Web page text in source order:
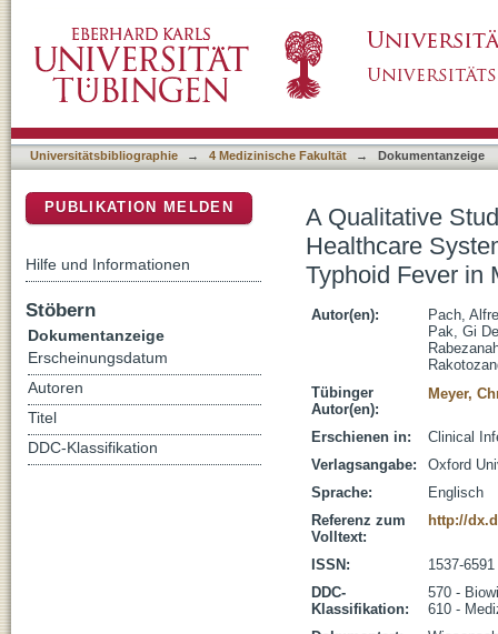
in Relation to the Surveillance of Typhoid
Universitätsbibliographie → 4 Medizinische Fakultät → Dokumentanzeige
A Qualitative
Healthcare
Typhoid Fever in
Autor(en):
Pach,
Pak, Gi
Tübinger
Autor(en):
Meyer,
Erschienen in:
Clinical
Verlagsangabe:
Oxford
Sprache:
Englisch
Referenz zum
Volltext:
http://
ISSN:
1537-6591
DDC-
Klassifikation:
570 -
610 -
PUBLIKATION MELDEN
Hilfe und Informationen
Stöbern
Dokumentanzeige
Erscheinungsdatum
Autoren
Titel
DDC-Klassifikation